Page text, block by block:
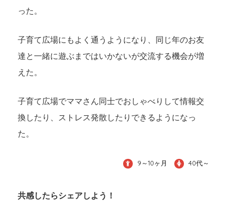
った。
子育て広場にもよく通うようになり、同じ年のお友
達と一緒に遊ぶまではいかないが交流する機会が増
えた。
子育て広場でママさん同士でおしゃべりして情報交
換したり、ストレス発散したりできるようになっ
た。
9～10ヶ月 40代～
共感したらシェアしよう！